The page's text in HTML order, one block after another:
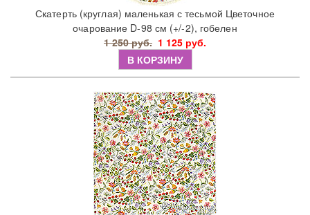
Скатерть (круглая) маленькая с тесьмой Цветочное
очарование D-98 см (+/-2), гобелен
1 250 руб. 1 125 руб.
В КОРЗИНУ